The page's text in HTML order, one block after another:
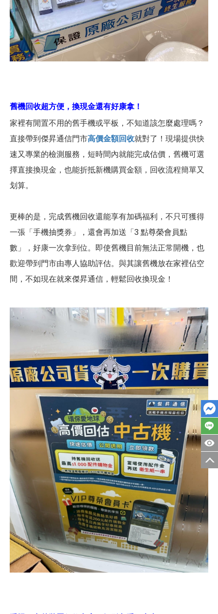
舊機回收超方便，換現金還有好康拿！
家裡有閒置不用的舊手機或平板，不知道該怎麼處理嗎？
直接帶到傑昇通信門市高價金額回收就對了！現場提供快
速又專業的檢測服務，短時間內就能完成估價，舊機可選
擇直接換現金，也能折抵新機購買金額，回收流程簡單又
划算。
更棒的是，完成舊機回收還能享有加碼福利，不只可獲得
一張「手機抽獎券」，還會再加送「3 點尊榮會員點
數」，好康一次拿到位。即使舊機目前無法正常開機，也
歡迎帶到門市由專人協助評估。與其讓舊機放在家裡佔空
間，不如現在就來傑昇通信，輕鬆回收換現金！